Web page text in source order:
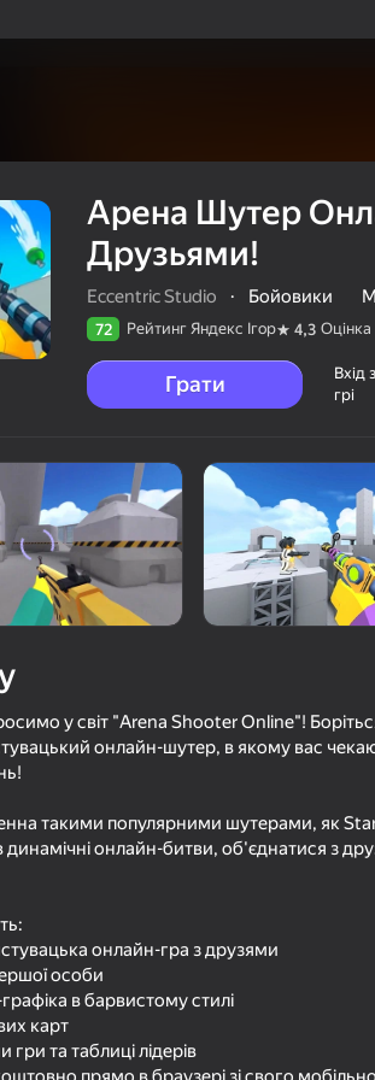
Сразись с Друзьями!
Studio
Арена Шутер
Друзьями!
Eccentric Studio · Бойовики
72 Рейтинг Яндекс Ігор 4,3 Оцінка
Грати
Вхід
грі
у світ "Arena Shooter Online"!
онлайн-шутер, в якому вас
такими популярними шутерами, як
динамічні онлайн-битви, об'єднатися з
онлайн-гра з друзями
особи
в барвистому стилі
карт
гри та таблиці лідерів